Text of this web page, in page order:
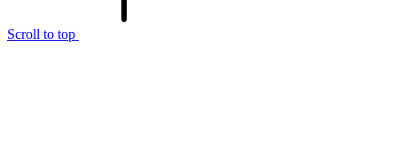
Scroll to top